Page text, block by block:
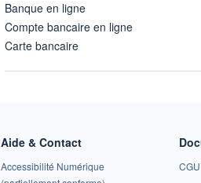
Banque en ligne
Compte bancaire en ligne
Carte bancaire
Aide & Contact
Accessibilité Numérique